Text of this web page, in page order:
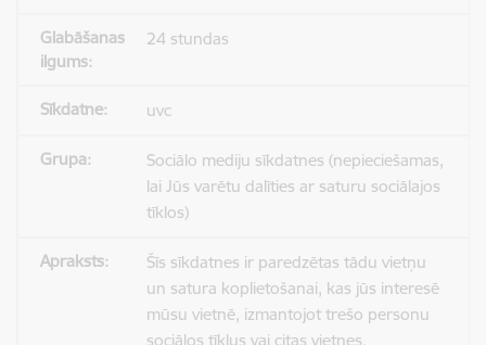
24 stundas
uvc
Sociālo mediju sīkdatnes (nepieciešamas,
lai Jūs varētu dalīties ar saturu sociālajos
tīklos)
Šīs sīkdatnes ir paredzētas tādu vietņu
un satura koplietošanai, kas jūs interesē
mūsu vietnē, izmantojot trešo personu
sociālos tīklus vai citas vietnes.